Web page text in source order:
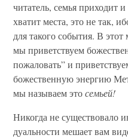
читатель, семья приходит
хватит места, это не так,
для такого события. В
мы приветствуем
пожаловать” и
божественную энергию
мы называем этосемьей!
Никогда не существовало
дуальности мешает вам